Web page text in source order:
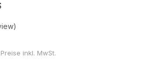
inkl. MwSt.